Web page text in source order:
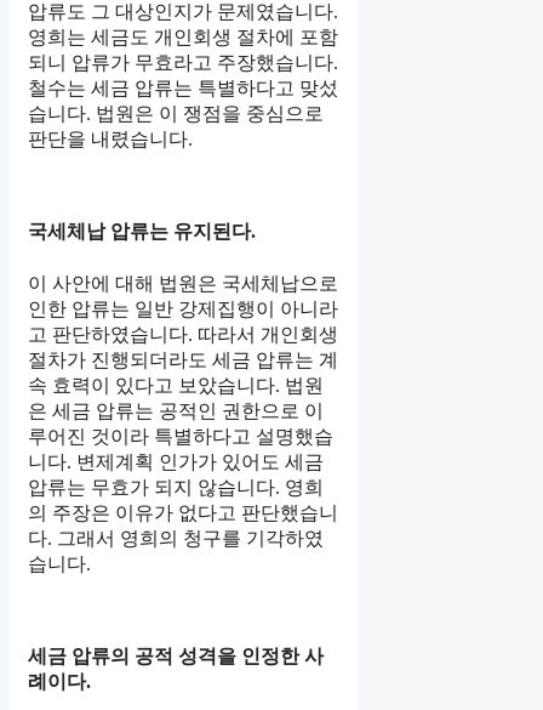
압류도 그 대상인지가 문제였습니다.
영희는 세금도 개인회생 절차에 포함
되니 압류가 무효라고 주장했습니다.
철수는 세금 압류는 특별하다고 맞섰
습니다. 법원은 이 쟁점을 중심으로
판단을 내렸습니다.
국세체납 압류는 유지된다.
이 사안에 대해 법원은 국세체납으로
인한 압류는 일반 강제집행이 아니라
고 판단하였습니다. 따라서 개인회생
절차가 진행되더라도 세금 압류는 계
속 효력이 있다고 보았습니다. 법원
은 세금 압류는 공적인 권한으로 이
루어진 것이라 특별하다고 설명했습
니다. 변제계획 인가가 있어도 세금
압류는 무효가 되지 않습니다. 영희
의 주장은 이유가 없다고 판단했습니
다. 그래서 영희의 청구를 기각하였
습니다.
세금 압류의 공적 성격을 인정한 사
례이다.